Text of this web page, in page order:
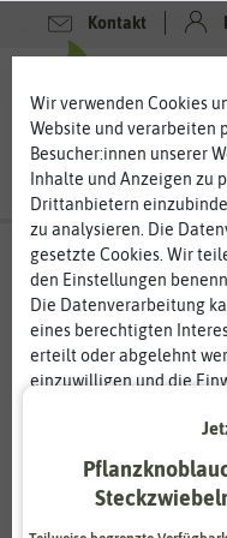
Kontakt
-80%
Wir verwenden Cookies
Website und verarbeiten
Besucher:innen unserer
Inhalte und Anzeigen zu
Drittanbietern
zu analysieren. Die
gesetzte Cookies. Wir
den Einstellungen
Die Datenverarbeitung
eines berechtigten
erteilt oder abgelehnt
einzuwilligen und die
Informationen zur
den Diensten erklären wir